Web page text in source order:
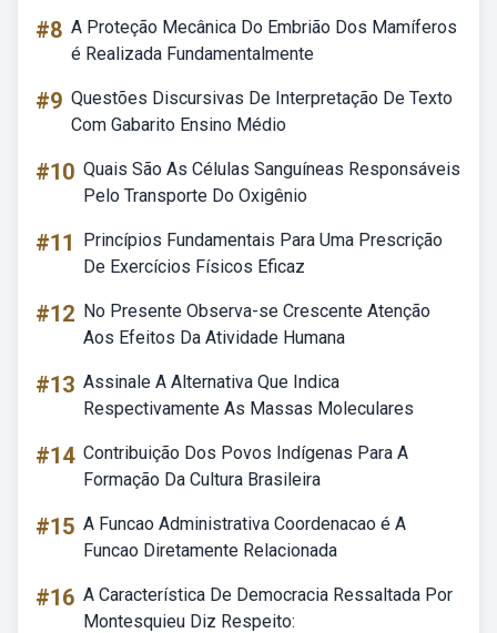
#8 A Proteção Mecânica Do Embrião Dos Mamíferos
é Realizada Fundamentalmente
#9 Questões Discursivas De Interpretação De Texto
Com Gabarito Ensino Médio
#10 Quais São As Células Sanguíneas Responsáveis
Pelo Transporte Do Oxigênio
#11
Princípios Fundamentais Para Uma Prescrição
De Exercícios Físicos Eficaz
#12 No Presente Observa-se Crescente Atenção
Aos Efeitos Da Atividade Humana
#13 Assinale A Alternativa Que Indica
Respectivamente As Massas Moleculares
#14 Contribuição Dos Povos Indígenas Para A
Formação Da Cultura Brasileira
#15 A Funcao Administrativa Coordenacao é A
Funcao Diretamente Relacionada
#16 A Característica De Democracia Ressaltada Por
Montesquieu Diz Respeito: